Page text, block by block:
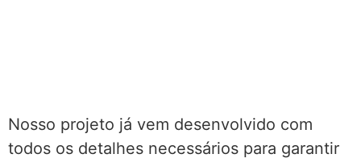
Nosso projeto já vem desenvolvido com
todos os detalhes necessários para garantir